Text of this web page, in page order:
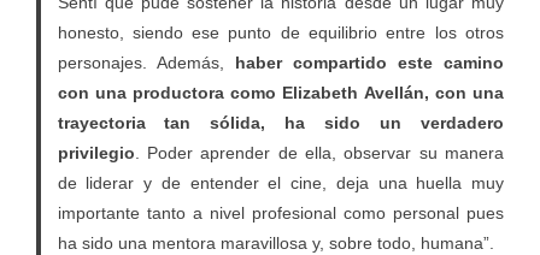
honesto, siendo ese punto de equilibrio entre los otros
personajes. Además, haber compartido este camino
con una productora como Elizabeth Avellán, con una
trayectoria tan sólida, ha sido un verdadero
privilegio . Poder aprender de ella, observar su manera
de liderar y de entender el cine, deja una huella muy
importante tanto a nivel profesional como personal pues
ha sido una mentora maravillosa y, sobre todo, humana”.